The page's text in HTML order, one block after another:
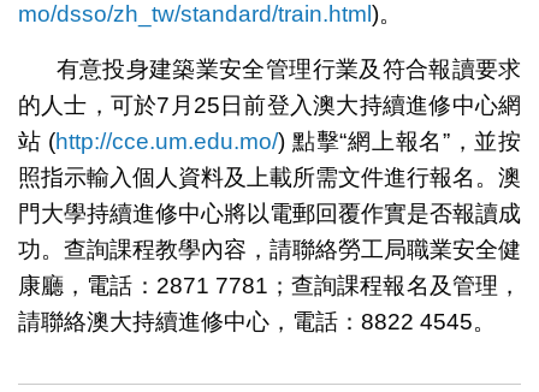
mo/dsso/zh_tw/standard/train.html )。
有意投身建築業安全管理行業及符合報讀要求
的人士，可於7月25日前登入澳大持續進修中心網
站 (http://cce.um.edu.mo/) 點擊“網上報名”，並按
照指示輸入個人資料及上載所需文件進行報名。澳
門大學持續進修中心將以電郵回覆作實是否報讀成
功。查詢課程教學內容，請聯絡勞工局職業安全健
康廳，電話：2871 7781；查詢課程報名及管理，
請聯絡澳大持續進修中心，電話：8822 4545。